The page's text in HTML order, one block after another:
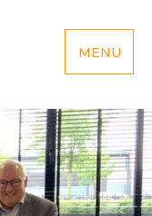
MENU